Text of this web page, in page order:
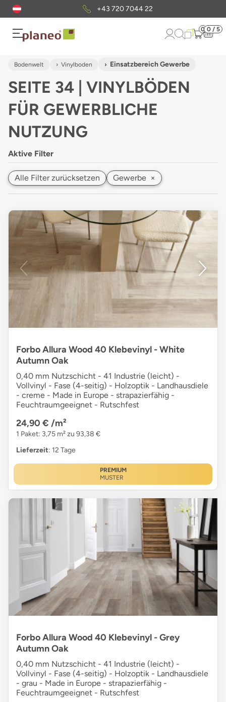
KostenloserMusterversand
0 0 / 5
Bodenwelt Vinylboden Einsatzbereich Gewerbe
SEITE 34 | VINYLBÖDEN
FÜR GEWERBLICHE
NUTZUNG
Aktive Filter
Alle Filter zurücksetzen Gewerbe ×
Forbo Allura Wood 40 Klebevinyl - White
Autumn Oak
0,40 mm Nutzschicht - 41 Industrie (leicht) -
Vollvinyl - Fase (4-seitig) - Holzoptik - Landhausdiele
- creme - Made in Europe - strapazierfähig -
Feuchtraumgeeignet - Rutschfest
24,90 € /m²
1 Paket: 3,75 m² zu 93,38 €
Lieferzeit: 12 Tage
PREMIUM
MUSTER
Forbo Allura Wood 40 Klebevinyl - Grey
Autumn Oak
0,40 mm Nutzschicht - 41 Industrie (leicht) -
Vollvinyl - Fase (4-seitig) - Holzoptik - Landhausdiele
- grau - Made in Europe - strapazierfähig -
Feuchtraumgeeignet - Rutschfest